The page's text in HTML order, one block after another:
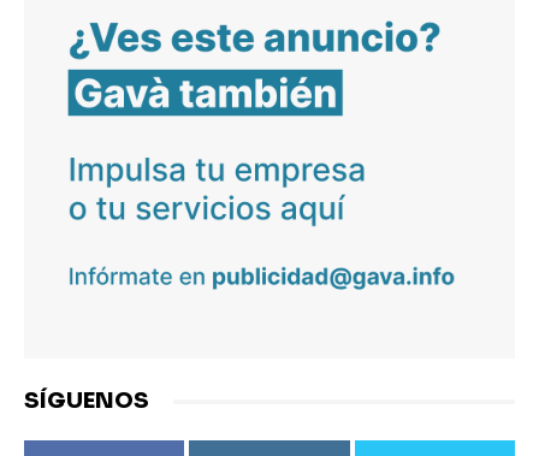
SÍGUENOS